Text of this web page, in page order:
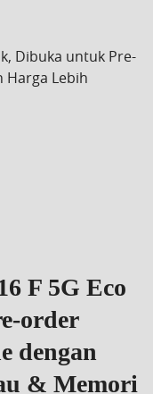
Dibuka untuk Pre-
Harga Lebih
F 5G Eco
order
dengan
& Memori